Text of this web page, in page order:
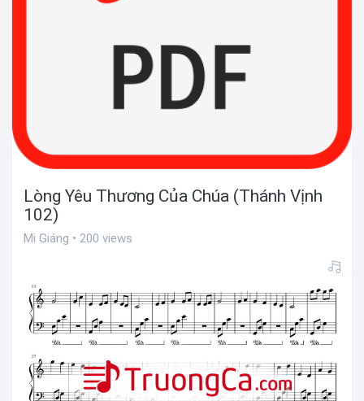
Lòng Yêu Thương Của Chúa (Thánh Vịnh
102)
Mi Giáng • 200 views